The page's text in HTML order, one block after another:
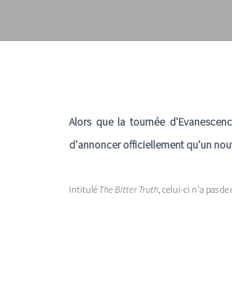
Alors que la tournée
d'annoncer officiellement qu'un
Intitulé The Bitter Truth , celui-ci n'a pas